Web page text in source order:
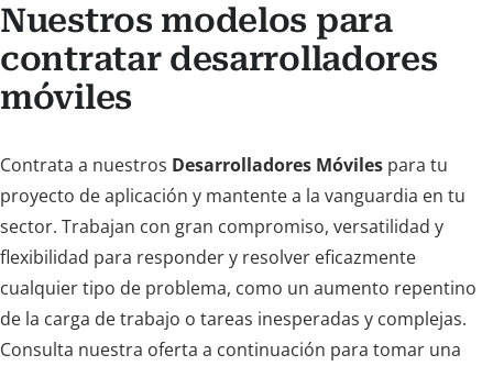
Nuestros modelos para
contratar desarrolladores
móviles
Contrata a nuestros Desarrolladores Móviles para tu
proyecto de aplicación y mantente a la vanguardia en tu
sector. Trabajan con gran compromiso, versatilidad y
flexibilidad para responder y resolver eficazmente
cualquier tipo de problema, como un aumento repentino
de la carga de trabajo o tareas inesperadas y complejas.
Consulta nuestra oferta a continuación para tomar una